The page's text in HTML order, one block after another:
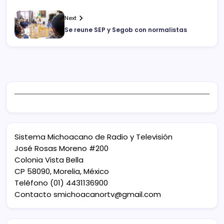
Next
Se reune SEP y Segob con normalistas
Sistema Michoacano de Radio y Televisión
José Rosas Moreno #200
Colonia Vista Bella
CP 58090, Morelia, México
Teléfono (01) 4431136900
Contacto smichoacanortv@gmail.com